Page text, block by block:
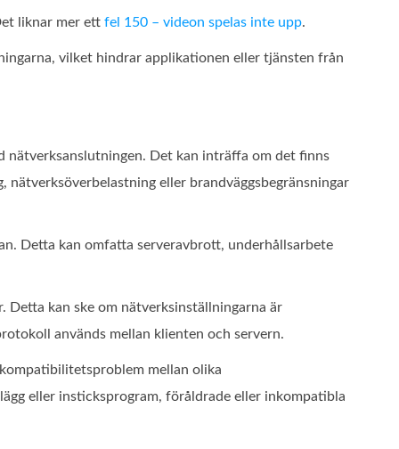
liknar mer ett fel 150 – videon spelas inte upp.
vilket hindrar applikationen eller tjänsten från
Det kan inträffa om det finns
eller brandväggsbegränsningar
Detta kan omfatta serveravbrott, underhållsarbete
kan ske om nätverksinställningarna är
används mellan klienten och servern.
mellan olika
eller insticksprogram, föråldrade eller inkompatibla